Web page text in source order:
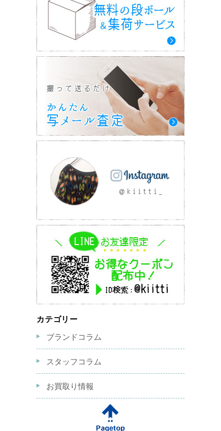
カテゴリー
ブランドコラム
スタッフコラム
お買取り情報